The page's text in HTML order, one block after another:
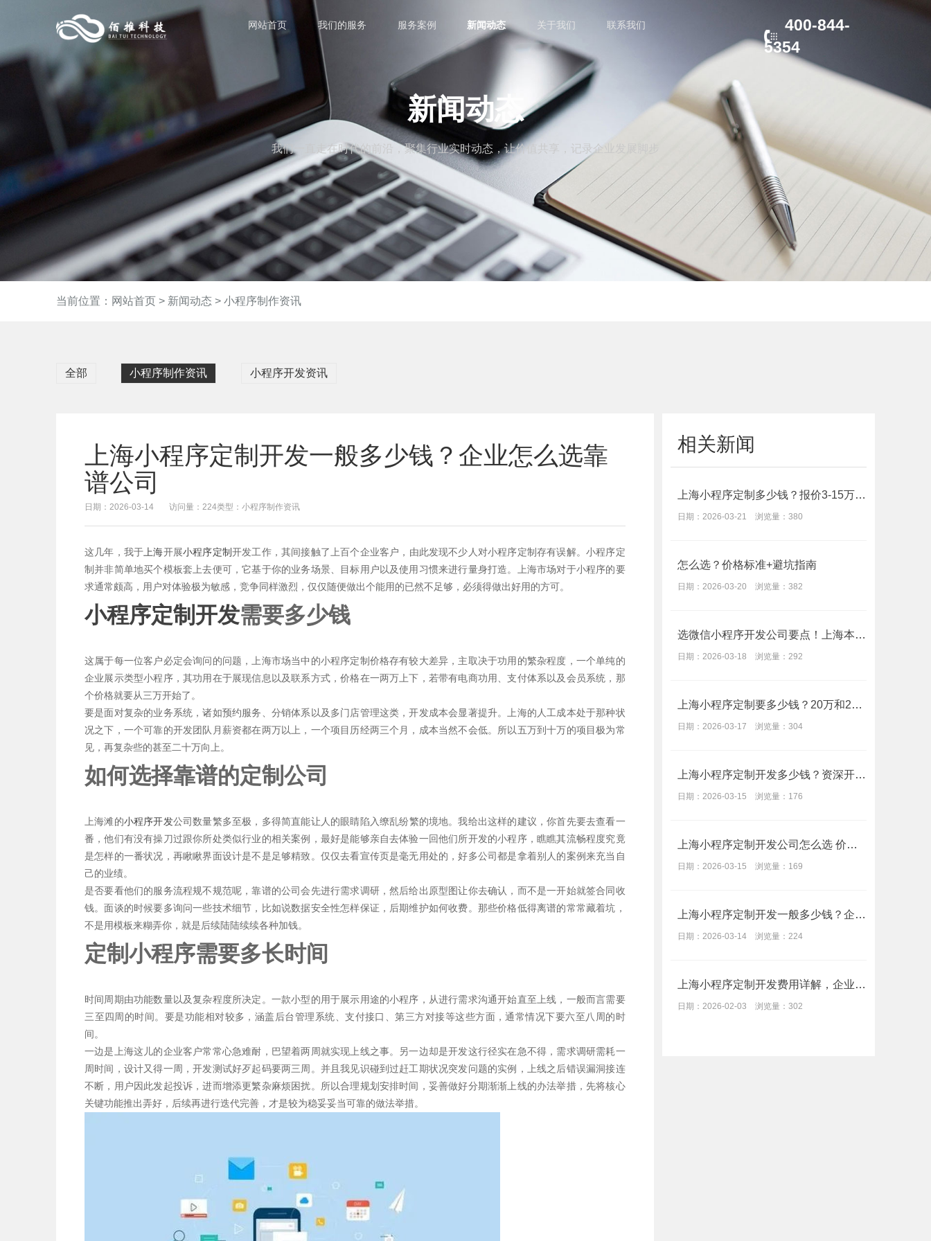
400-844-
5354
网站首页 我们的服务 服务案例 新闻动态 关于我们 联系我们
新闻动态
我们一直走在时代的前沿，聚集行业实时动态，让价值共享，记录企业发展脚步
当前位置： 网站首页> 新闻动态 > 小程序制作资讯
全部 小程序制作资讯 小程序开发资讯
上海小程序定制开发一般多少钱？企业怎么选靠
谱公司
日期：2026-03-14 访问量：224类型：小程序制作资讯
这几年，我于上海开展小程序定制开发工作，其间接触了上百个企业客户，由此发现不少人对小程序定制存有误解。小程序定
制并非简单地买个模板套上去便可，它基于你的业务场景、目标用户以及使用习惯来进行量身打造。上海市场对于小程序的要
求通常颇高，用户对体验极为敏感，竞争同样激烈，仅仅随便做出个能用的已然不足够，必须得做出好用的方可。
小程序定制开发需要多少钱
这属于每一位客户必定会询问的问题，上海市场当中的小程序定制价格存有较大差异，主取决于功用的繁杂程度，一个单纯的
企业展示类型小程序，其功用在于展现信息以及联系方式，价格在一两万上下，若带有电商功用、支付体系以及会员系统，那
个价格就要从三万开始了。
要是面对复杂的业务系统，诸如预约服务、分销体系以及多门店管理这类，开发成本会显著提升。上海的人工成本处于那种状
况之下，一个可靠的开发团队月薪资都在两万以上，一个项目历经两三个月，成本当然不会低。所以五万到十万的项目极为常
见，再复杂些的甚至二十万向上。
如何选择靠谱的定制公司
上海滩的小程序开发公司数量繁多至极，多得简直能让人的眼睛陷入缭乱纷繁的境地。我给出这样的建议，你首先要去查看一
番，他们有没有操刀过跟你所处类似行业的相关案例，最好是能够亲自去体验一回他们所开发的小程序，瞧瞧其流畅程度究竟
是怎样的一番状况，再瞅瞅界面设计是不是足够精致。仅仅去看宣传页是毫无用处的，好多公司都是拿着别人的案例来充当自
己的业绩。
是否要看他们的服务流程规不规范呢，靠谱的公司会先进行需求调研，然后给出原型图让你去确认，而不是一开始就签合同收
钱。面谈的时候要多询问一些技术细节，比如说数据安全性怎样保证，后期维护如何收费。那些价格低得离谱的常常藏着坑，
不是用模板来糊弄你，就是后续陆陆续续各种加钱。
定制小程序需要多长时间
时间周期由功能数量以及复杂程度所决定。一款小型的用于展示用途的小程序，从进行需求沟通开始直至上线，一般而言需要
三至四周的时间。要是功能相对较多，涵盖后台管理系统、支付接口、第三方对接等这些方面，通常情况下要六至八周的时
间。
一边是上海这儿的企业客户常常心急难耐，巴望着两周就实现上线之事。另一边却是开发这行径实在急不得，需求调研需耗一
周时间，设计又得一周，开发测试好歹起码要两三周。并且我见识碰到过赶工期状况突发问题的实例，上线之后错误漏洞接连
不断，用户因此发起投诉，进而增添更繁杂麻烦困扰。所以合理规划安排时间，妥善做好分期渐渐上线的办法举措，先将核心
关键功能推出弄好，后续再进行迭代完善，才是较为稳妥妥当可靠的做法举措。
相关新闻
上海小程序定制多少钱？报价3-15万，避坑指南
日期：2026-03-21 浏览量：380
怎么选？价格标准+避坑指南
日期：2026-03-20 浏览量：382
选微信小程序开发公司要点！上海本凡科技专业定制解决方案
日期：2026-03-18 浏览量：292
上海小程序定制要多少钱？20万和2万的区别在哪
日期：2026-03-17 浏览量：304
上海小程序定制开发多少钱？资深开发告诉你报价内幕
日期：2026-03-15 浏览量：176
上海小程序定制开发公司怎么选 价格周期注意事项
日期：2026-03-15 浏览量：169
上海小程序定制开发一般多少钱？企业怎么选靠谱公司
日期：2026-03-14 浏览量：224
上海小程序定制开发费用详解，企业数字化营销方案报价
日期：2026-02-03 浏览量：302